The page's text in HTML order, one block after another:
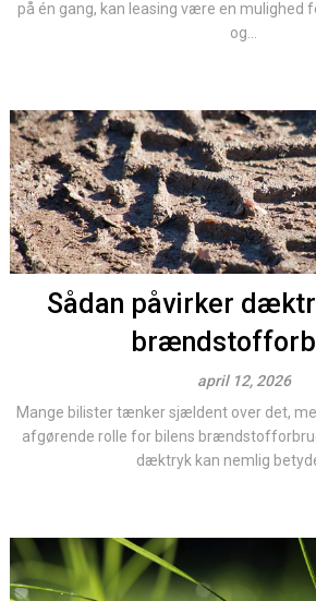
på én gang, kan leasing være en mulighed
og...
Sådan påvirker
april 12, 2026
Mange bilister tænker sjældent over det,
afgørende rolle for bilens
dæktryk kan nemlig